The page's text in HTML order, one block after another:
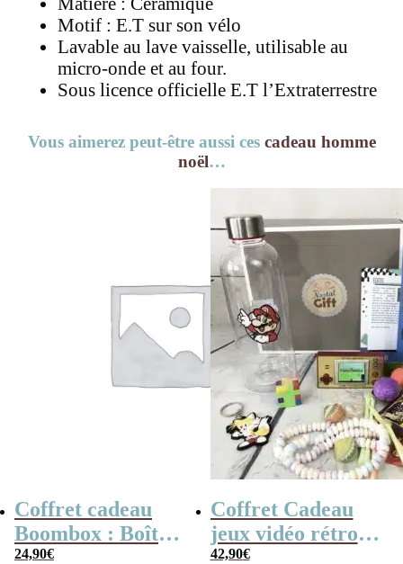
Motif : E.T sur son vélo
Lavable au lave vaisselle, utilisable au
micro-onde et au four.
Sous licence officielle E.T l’Extraterrestre
Vous aimerez peut-être aussi ces cadeau homme
noël…
Coffret cadeau
Boombox : Boîte
bonbons des
24,90€
Coffret Cadeau
jeux vidéo rétro
(avec sa console de
42,90€